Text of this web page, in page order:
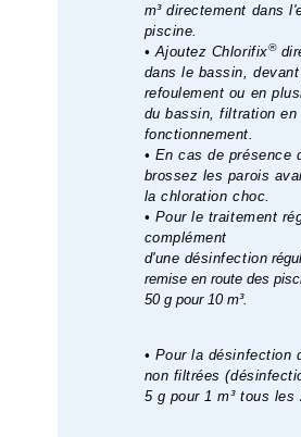
m³ directement dans
piscine.
• Ajoutez Chlorifix®
dans le bassin,
refoulement ou en
du bassin, filtration en
fonctionnement.
• En cas de présence
brossez les parois
la chloration choc.
• Pour le traitement
complément
d'une désinfection
remise en route des
50 g pour 10 m³.
• Pour la désinfection
non filtrées
5 g pour 1 m³ tous les